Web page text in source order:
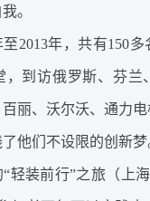
。
至2013年，共有150
，到访俄罗斯、芬兰
百丽、沃尔沃、通力
他们不设限的创新梦
“轻装前行”之旅（上